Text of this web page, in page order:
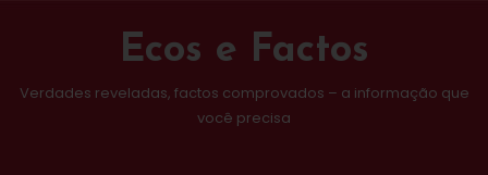
Ecos e Factos
Verdades reveladas, factos comprovados – a informação que
você precisa